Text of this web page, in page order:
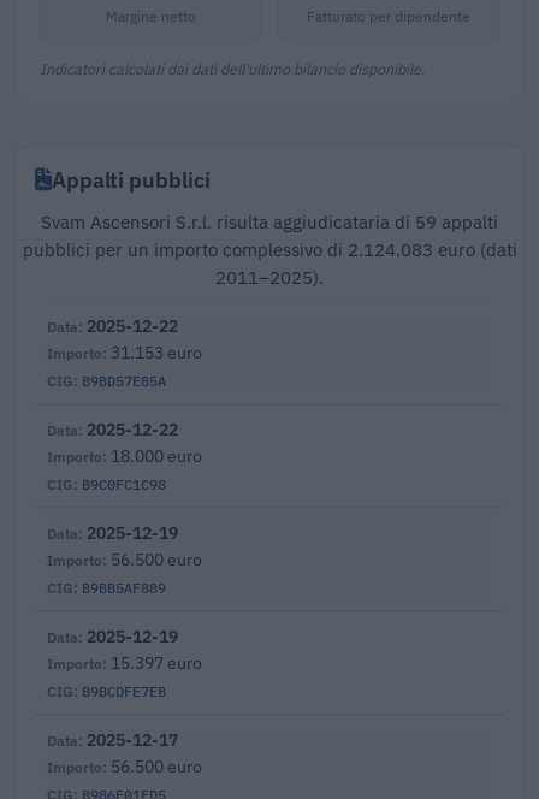
Margine netto Fatturato per dipendente
Indicatori calcolati dai dati dell'ultimo bilancio disponibile.
Appalti pubblici
Svam Ascensori S.r.l. risulta aggiudicataria di 59 appalti
pubblici per un importo complessivo di 2.124.083 euro (dati
2011–2025).
B9BD57E85A
2025-12-22
31.153 euro
B9C0FC1C98
2025-12-22
18.000 euro
B9BB5AF889
2025-12-19
56.500 euro
B9BCDFE7EB
2025-12-19
15.397 euro
B986F01ED5
2025-12-17
56.500 euro